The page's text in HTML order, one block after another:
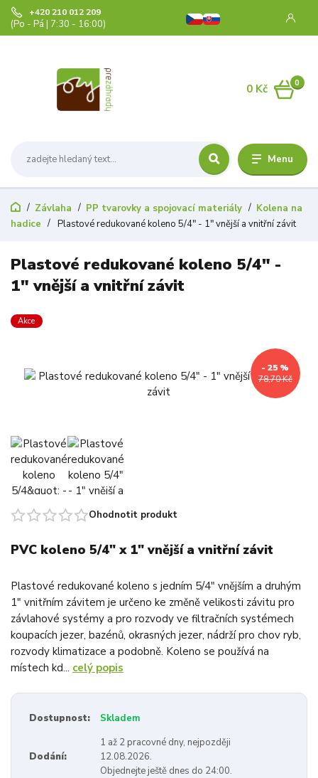
Menu
+420 210 012 209
(Po - Pá | 7:30 - 16:00)
0
0 Kč
Závlaha PP tvarovky a spojovací materiály
Kolena na
hadice
Plastové redukované koleno 5/4" - 1" vnější a vnitřní závit
Plastové redukované koleno 5/4" -
1" vnější a vnitřní závit
Akce
78,70 Kč
- 25 %
Ohodnotit produkt
PVC koleno 5/4" x 1" vnější a vnitřní závit
Plastové redukované koleno s jedním 5/4" vnějším a druhým
1" vnitřním závitem je určeno ke změně velikosti závitu pro
závlahové systémy a pro rozvody ve filtračních systémech
koupacích jezer, bazénů, okrasných jezer, nádrží pro chov ryb,
rozvody klimatizace a podobně. Koleno se používá na
místech kd... celý popis
Dostupnost: Skladem
Dodání:
1 až 2 pracovné dny, nejpozději
12.08.2026.
Objednejte ještě dnes do 24:00.